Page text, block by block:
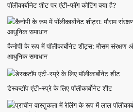
पॉलीकार्बोनेट शीट पर एंटी-फॉग कोटिंग क्या है?
कैनोपी के रूप में पॉलीकार्बोनेट शीट्स: मौसम संरक्षण
आधुनिक समाधान
डेस्कटॉप एंटी-स्प्रे के लिए पॉलीकार्बोनेट शीट